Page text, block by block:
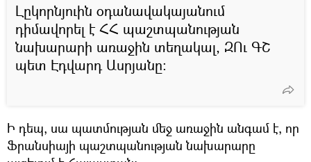
Լըկորնյուին օդանավակայանում
դիմավորել է ՀՀ պաշտպանության
նախարարի առաջին տեղակալ, ԶՈւ ԳՇ
պետ Էդվարդ Ասրյանը։
Ի դեպ, սա պատմության մեջ առաջին անգամ է, որ
Ֆրանսիայի պաշտպանության նախարարը